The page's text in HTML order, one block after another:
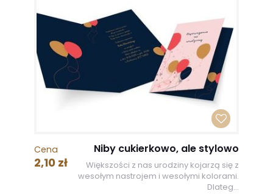
Cena
2,10 zł
Niby cukierkowo, ale stylowo
Większości z nas urodziny kojarzą się z
wesołym nastrojem i wesołymi kolorami.
Dlateg...